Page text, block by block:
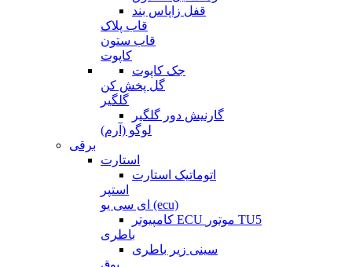
قفل زاپاس بند
قاب پلاک
قاب ستون
کاپوت
جک کاپوت
گل پخش کن
گلگیر
گارنیش دور گلگیر
لوگو (آرم)
برقی
استارت
اتوماتیک استارت
استپر
ای سی یو (ecu)
کامپیوتر ECU موتور TU5
باطری
سینی زیر باطری
بوق